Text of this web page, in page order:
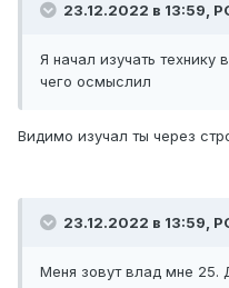
23.12.2022 в 13:59,
Я начал изучать
чего осмыслил
Видимо изучал ты через
23.12.2022 в 13:59,
Меня зовут влад мне